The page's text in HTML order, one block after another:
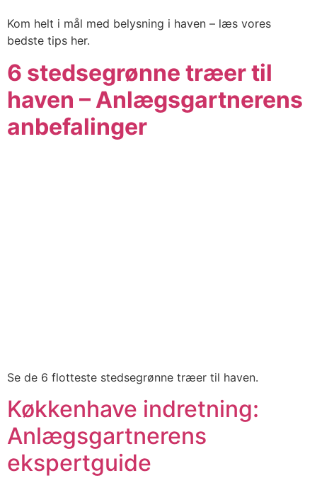
Kom helt i mål med belysning i haven – læs vores
bedste tips her.
6 stedsegrønne træer til
haven – Anlægsgartnerens
anbefalinger
Se de 6 flotteste stedsegrønne træer til haven.
Køkkenhave indretning:
Anlægsgartnerens
ekspertguide